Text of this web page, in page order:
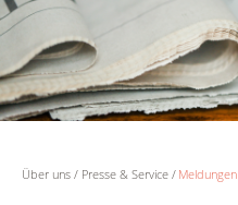
Über uns Presse & Service Meldungen